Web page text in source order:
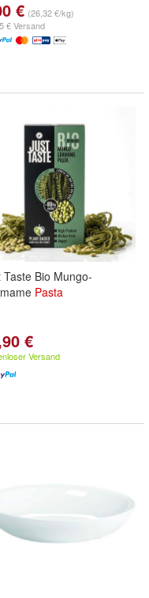
€ (26,32 €/kg)
€ Versand
Taste Bio Mungo-
Pasta
€
Versand